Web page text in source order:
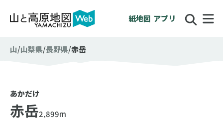
紙地図 アプリ
山 山梨県 長野県 赤岳
あかだけ
赤岳2,899m